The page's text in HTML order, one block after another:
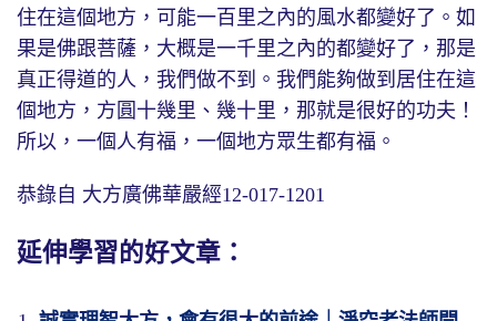
住在這個地方，可能一百里之內的風水都變好了。如
果是佛跟菩薩，大概是一千里之內的都變好了，那是
真正得道的人，我們做不到。我們能夠做到居住在這
個地方，方圓十幾里、幾十里，那就是很好的功夫！
所以，一個人有福，一個地方眾生都有福。
恭錄自 大方廣佛華嚴經12-017-1201
延伸學習的好文章：